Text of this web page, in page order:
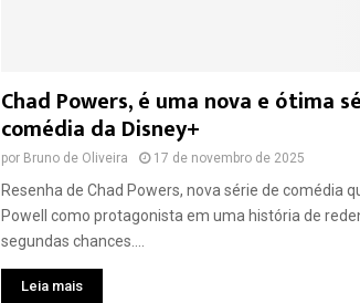
Chad Powers, é uma nova e ótima
comédia da Disney+
por Bruno de Oliveira 17 de novembro de 2025
Resenha de Chad Powers, nova série de comédia
Powell como protagonista em uma história de
segundas chances....
Leia mais